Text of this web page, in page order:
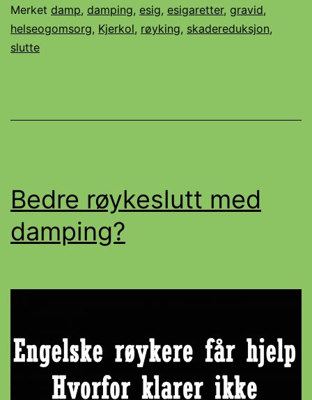
Merket damp, damping, esig, esigaretter, gravid,
helseogomsorg, Kjerkol, røyking, skadereduksjon,
slutte
Bedre røykeslutt med
damping?